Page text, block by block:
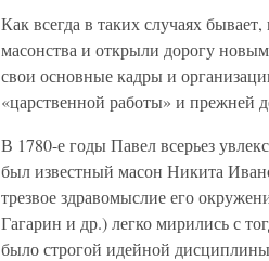
Как всегда в таких случаях
масонства и открыли дорогу
свои основные кадры и
«царственной работы» и прежней
В 1780-е годы Павел всерьез
был известный масон Никита
трезвое здравомыслие его
Гагарин и др.) легко мирились с
было строгой идейной